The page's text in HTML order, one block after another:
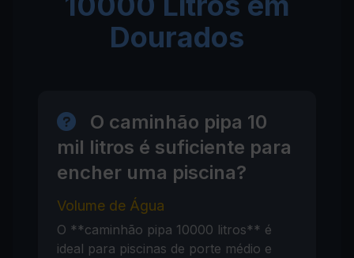
Dourados
O caminhão pipa 10
mil litros é suficiente para
encher uma piscina?
Volume de Água
O **caminhão pipa 10000 litros** é
ideal para piscinas de porte médio e